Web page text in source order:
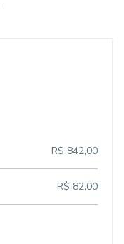
R$ 842,00
R$ 82,00